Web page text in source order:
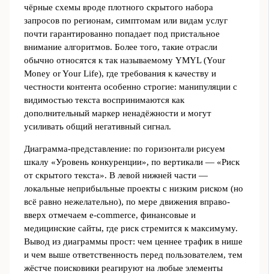
чёрные схемы вроде плотного скрытого набора
запросов по регионам, симптомам или видам услуг
почти гарантированно попадает под пристальное
внимание алгоритмов. Более того, такие отрасли
обычно относятся к так называемому YMYL (Your
Money or Your Life), где требования к качеству и
честности контента особенно строгие: манипуляции с
видимостью текста воспринимаются как
дополнительный маркер ненадёжности и могут
усиливать общий негативный сигнал.
Диаграмма-представление: по горизонтали рисуем
шкалу «Уровень конкуренции», по вертикали — «Риск
от скрытого текста». В левой нижней части ―
локальные неприбыльные проекты с низким риском (но
всё равно нежелательно), по мере движения вправо-
вверх отмечаем e-commerce, финансовые и
медицинские сайты, где риск стремится к максимуму.
Вывод из диаграммы прост: чем ценнее трафик в нише
и чем выше ответственность перед пользователем, тем
жёстче поисковики реагируют на любые элементы